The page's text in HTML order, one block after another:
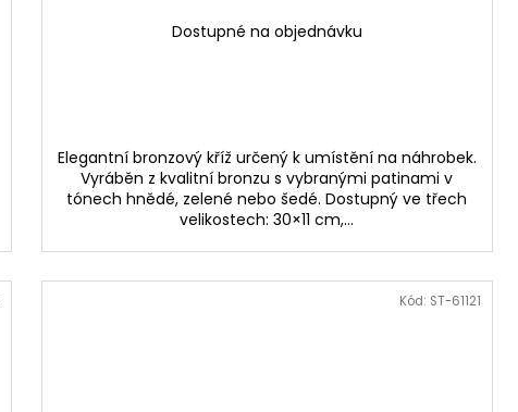
Dostupné na objednávku
Elegantní bronzový kříž určený k umístění na náhrobek.
Vyráběn z kvalitní bronzu s vybranými patinami v
tónech hnědé, zelené nebo šedé. Dostupný ve třech
velikostech: 30×11 cm,...
Kód: ST-61121